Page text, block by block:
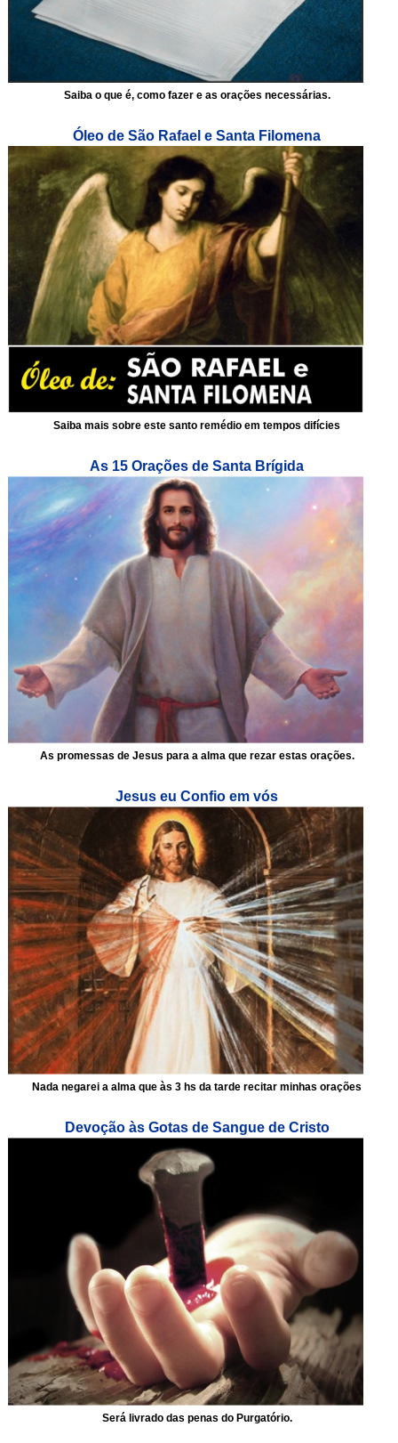
Saiba o que é, como fazer e as orações necessárias.
Óleo de São Rafael e Santa Filomena
Saiba mais sobre este santo remédio em tempos difícies
As 15 Orações de Santa Brígida
As promessas de Jesus para a alma que rezar estas orações.
Jesus eu Confio em vós
Nada negarei a alma que às 3 hs da tarde recitar minhas orações
Devoção às Gotas de Sangue de Cristo
Será livrado das penas do Purgatório.